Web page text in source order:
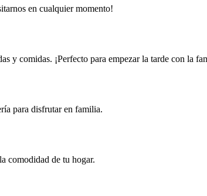
en cualquier momento!
y comidas. ¡Perfecto para empezar la tarde con la
para disfrutar en familia.
comodidad de tu hogar.